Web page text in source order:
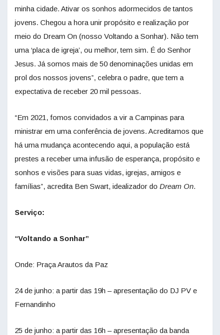
minha cidade. Ativar os sonhos adormecidos de tantos
jovens. Chegou a hora unir propósito e realização por
meio do Dream On (nosso Voltando a Sonhar). Não tem
uma ‘placa de igreja’, ou melhor, tem sim. É do Senhor
Jesus. Já somos mais de 50 denominações unidas em
prol dos nossos jovens”, celebra o padre, que tem a
expectativa de receber 20 mil pessoas.
“Em 2021, fomos convidados a vir a Campinas para
ministrar em uma conferência de jovens. Acreditamos que
há uma mudança acontecendo aqui, a população está
prestes a receber uma infusão de esperança, propósito e
sonhos e visões para suas vidas, igrejas, amigos e
famílias”, acredita Ben Swart, idealizador do Dream On.
Serviço:
“Voltando a Sonhar”
Onde: Praça Arautos da Paz
24 de junho: a partir das 19h – apresentação do DJ PV e
Fernandinho
25 de junho: a partir das 16h – apresentação da banda